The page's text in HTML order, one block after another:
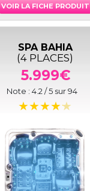
VOIR LA FICHE PRODUIT
SPA BAHIA
(4 PLACES)
5.999€
Note : 4.2 / 5 sur94